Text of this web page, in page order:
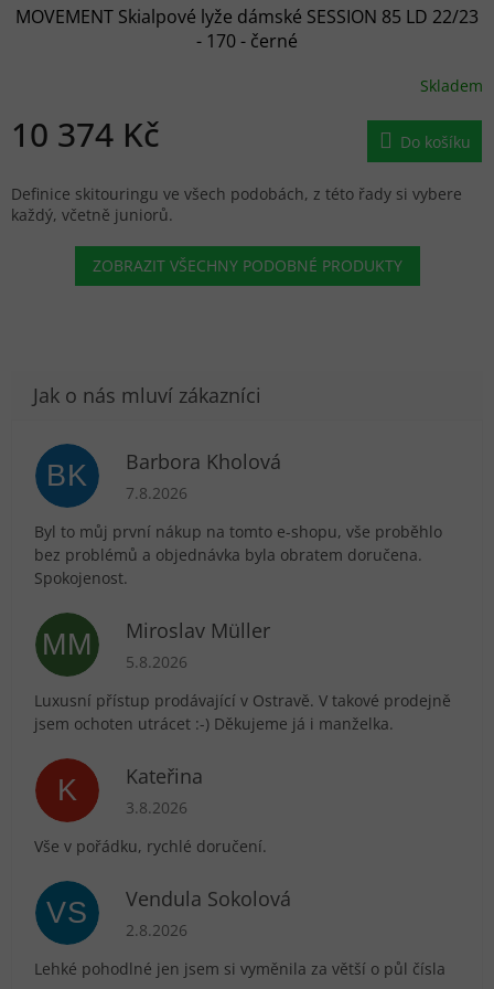
MOVEMENT Skialpové lyže dámské SESSION 85 LD 22/23
- 170 - černé
Skladem
10 374 Kč Do košíku
Definice skitouringu ve všech podobách, z této řady si vybere
každý, včetně juniorů.
ZOBRAZIT VŠECHNY PODOBNÉ PRODUKTY
BK Barbora Kholová
Hodnocení obchodu je 5 z 5 hvězdiček.
7.8.2026
Byl to můj první nákup na tomto e-shopu, vše proběhlo
bez problémů a objednávka byla obratem doručena.
Spokojenost.
MM Miroslav Müller
Hodnocení obchodu je 5 z 5 hvězdiček.
5.8.2026
Luxusní přístup prodávající v Ostravě. V takové prodejně
jsem ochoten utrácet :-) Děkujeme já i manželka.
K Kateřina
Hodnocení obchodu je 5 z 5 hvězdiček.
3.8.2026
Vše v pořádku, rychlé doručení.
VS Vendula Sokolová
Hodnocení obchodu je 5 z 5 hvězdiček.
2.8.2026
Lehké pohodlné jen jsem si vyměnila za větší o půl čísla